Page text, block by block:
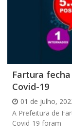
Fartura
Covid-19
01 de julho,
A Prefeitura de
Covid-19 foram